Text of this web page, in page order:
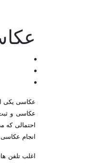
عکاسی یکی
عکاسی و
احتمالی که
انجام عکاسی
اغلب تلفن